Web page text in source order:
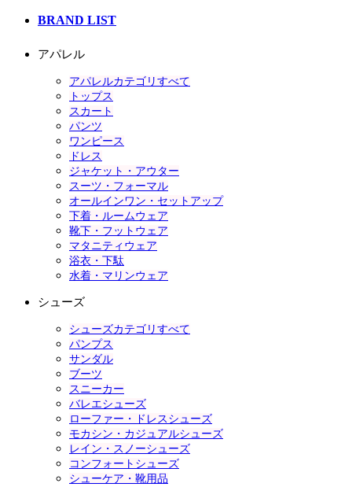
BRAND LIST
アパレル
アパレルカテゴリすべて
トップス
スカート
パンツ
ワンピース
ドレス
ジャケット・アウター
スーツ・フォーマル
オールインワン・セットアップ
下着・ルームウェア
靴下・フットウェア
マタニティウェア
浴衣・下駄
水着・マリンウェア
シューズ
シューズカテゴリすべて
パンプス
サンダル
ブーツ
スニーカー
バレエシューズ
ローファー・ドレスシューズ
モカシン・カジュアルシューズ
レイン・スノーシューズ
コンフォートシューズ
シューケア・靴用品